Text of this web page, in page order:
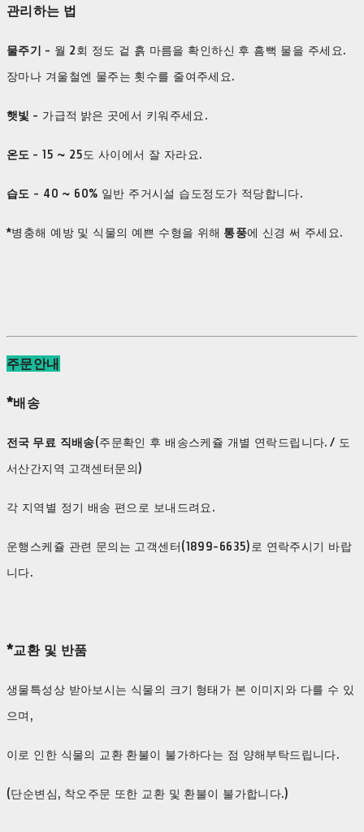
관리하는 법
물주기 - 월 2회 정도 겉 흙 마름을 확인하신 후 흠뻑 물을 주세요.
장마나 겨울철엔 물주는 횟수를 줄여주세요.
햇빛 - 가급적 밝은 곳에서 키워주세요.
온도 - 15 ~ 25도 사이에서 잘 자라요.
습도 - 40 ~ 60% 일반 주거시설 습도정도가 적당합니다.
*병충해 예방 및 식물의 예쁜 수형을 위해 통풍에 신경 써 주세요.
주문안내
*배송
전국 무료 직배송(주문확인 후 배송스케쥴 개별 연락드립니다. / 도
서산간지역 고객센터문의)
각 지역별 정기 배송 편으로 보내드려요.
운행스케쥴 관련 문의는 고객센터(1899-6635)로 연락주시기 바랍
니다.
*교환 및 반품
생물특성상 받아보시는 식물의 크기 형태가 본 이미지와 다를 수 있
으며,
이로 인한 식물의 교환 환불이 불가하다는 점 양해부탁드립니다.
(단순변심, 착오주문 또한 교환 및 환불이 불가합니다.)